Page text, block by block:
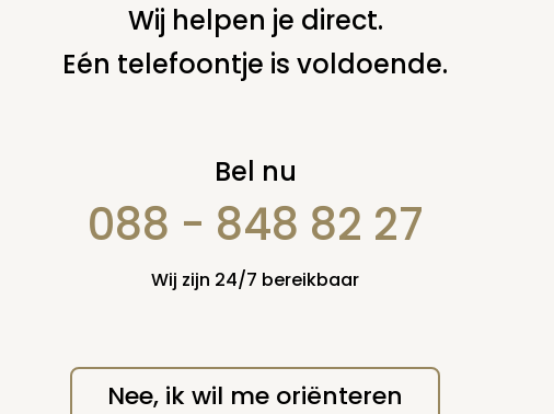
Wij helpen je direct.
Eén telefoontje is voldoende.
Bel nu
088 - 848 82 27
Wij zijn 24/7 bereikbaar
Nee, ik wil me oriënteren